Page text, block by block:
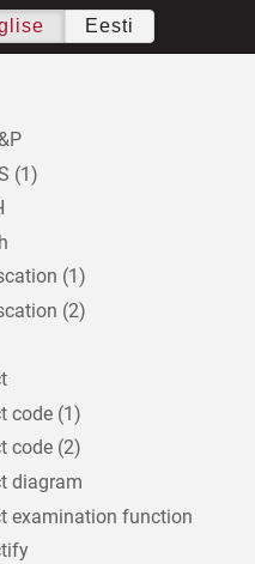
Eesti
(1)
(1)
(2)
code (1)
code (2)
diagram
examination function